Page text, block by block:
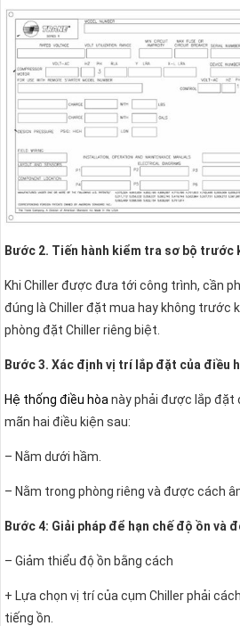
Bước 2. Tiến hành kiểm tra sơ bộ trước
Khi Chiller được đưa tới công trình, cần
đúng là Chiller đặt mua hay không trước
phòng đặt Chiller riêng biệt.
Bước 3. Xác định vị trí lắp đặt của điều
Hệ thống điều hòa này phải được lắp đặt
mãn hai điều kiện sau:
– Nằm dưới hầm.
– Nằm trong phòng riêng và được cách
Bước 4: Giải pháp để hạn chế độ ồn và
– Giảm thiểu độ ồn bằng cách
+ Lựa chọn vị trí của cụm Chiller phải
tiếng ồn.